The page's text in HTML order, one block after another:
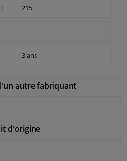
215
3 ans
autre fabriquant
d'origine